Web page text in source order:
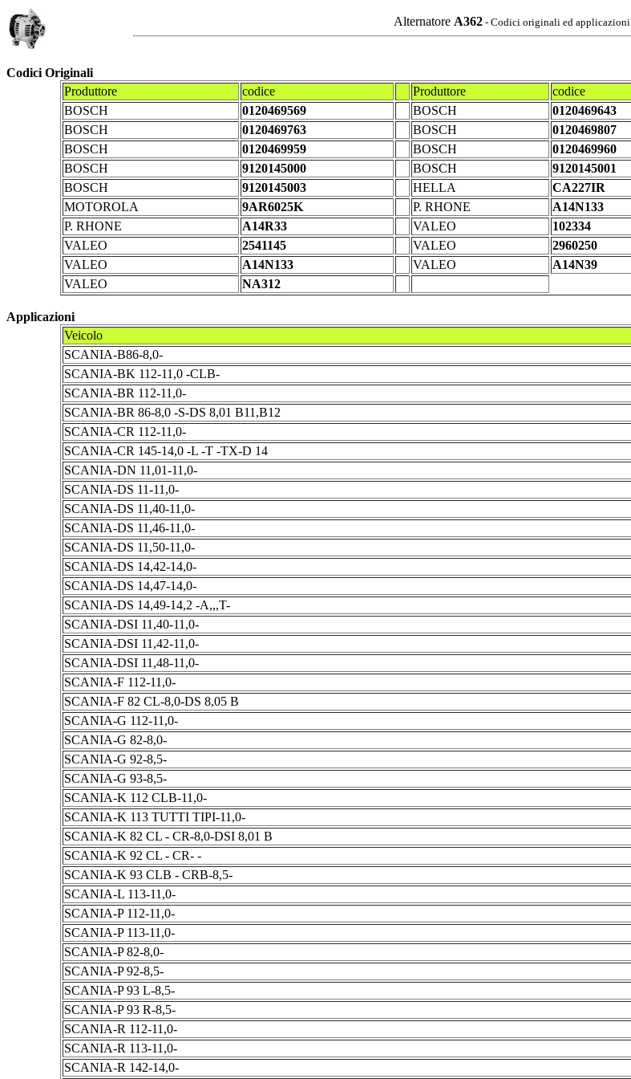
Alternatore A362- Codici originali ed applicazioni
Codici Originali
Produttore
codice Produttore codice
BOSCH
0120469569 BOSCH 0120469643
BOSCH
0120469763 BOSCH 0120469807
BOSCH
0120469959 BOSCH 0120469960
BOSCH
9120145000 BOSCH 9120145001
BOSCH
9120145003 HELLA CA227IR
MOTOROLA
9AR6025K P. RHONE A14N133
P. RHONE
A14R33 VALEO 102334
VALEO
2541145 VALEO 2960250
VALEO
A14N133 VALEO A14N39
VALEO
NA312
Applicazioni
Veicolo
SCANIA-B86-8,0-
SCANIA-BK 112-11,0 -CLB-
SCANIA-BR 112-11,0-
SCANIA-BR 86-8,0 -S-DS 8,01 B11,B12
SCANIA-CR 112-11,0-
SCANIA-CR 145-14,0 -L -T -TX-D 14
SCANIA-DN 11,01-11,0-
SCANIA-DS 11-11,0-
SCANIA-DS 11,40-11,0-
SCANIA-DS 11,46-11,0-
SCANIA-DS 11,50-11,0-
SCANIA-DS 14,42-14,0-
SCANIA-DS 14,47-14,0-
SCANIA-DS 14,49-14,2 -A,,,T-
SCANIA-DSI 11,40-11,0-
SCANIA-DSI 11,42-11,0-
SCANIA-DSI 11,48-11,0-
SCANIA-F 112-11,0-
SCANIA-F 82 CL-8,0-DS 8,05 B
SCANIA-G 112-11,0-
SCANIA-G 82-8,0-
SCANIA-G 92-8,5-
SCANIA-G 93-8,5-
SCANIA-K 112 CLB-11,0-
SCANIA-K 113 TUTTI TIPI-11,0-
SCANIA-K 82 CL - CR-8,0-DSI 8,01 B
SCANIA-K 92 CL - CR- -
SCANIA-K 93 CLB - CRB-8,5-
SCANIA-L 113-11,0-
SCANIA-P 112-11,0-
SCANIA-P 113-11,0-
SCANIA-P 82-8,0-
SCANIA-P 92-8,5-
SCANIA-P 93 L-8,5-
SCANIA-P 93 R-8,5-
SCANIA-R 112-11,0-
SCANIA-R 113-11,0-
SCANIA-R 142-14,0-